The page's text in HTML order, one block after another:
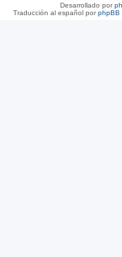
Desarrollado por
Traducción al español porphpBB